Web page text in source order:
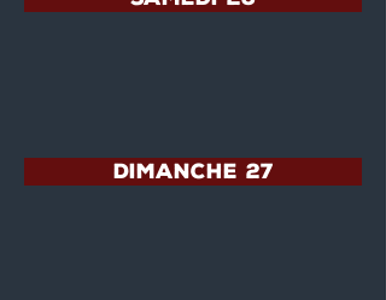
DIMANCHE 27